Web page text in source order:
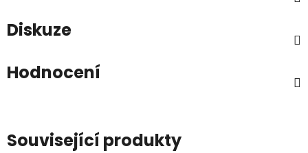
Diskuze
Hodnocení
Související produkty